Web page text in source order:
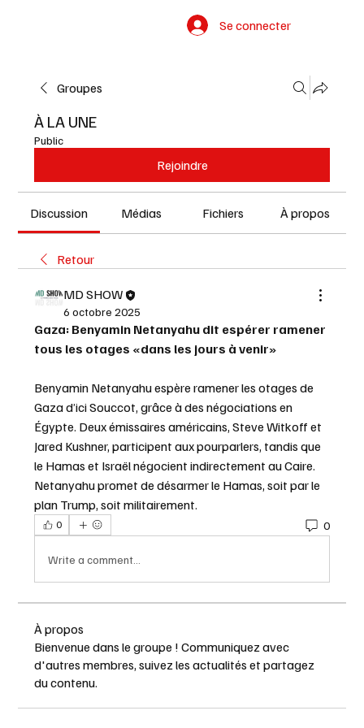
Se connecter
Groupes
À LA UNE
Public
Rejoindre
Discussion Médias Fichiers À propos
Retour
MD SHOW
6 octobre 2025
Gaza: Benyamin Netanyahu dit espérer ramener
tous les otages «dans les jours à venir»
Benyamin Netanyahu espère ramener les otages de
Gaza d’ici Souccot, grâce à des négociations en
Égypte. Deux émissaires américains, Steve Witkoff et
Jared Kushner, participent aux pourparlers, tandis que
le Hamas et Israël négocient indirectement au Caire.
Netanyahu promet de désarmer le Hamas, soit par le
plan Trump, soit militairement.
0 0
Write a comment...
À propos
Bienvenue dans le groupe ! Communiquez avec
d'autres membres, suivez les actualités et partagez
du contenu.